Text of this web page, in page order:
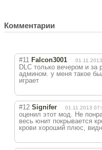
Комментарии
#11 Falcon3001
DLC только вечером и за
админом. у меня такое
играет
#12 Signifer 01.11.2013
оценил этот мод. Не
весь юнит покрывается
крови хороший плюс,